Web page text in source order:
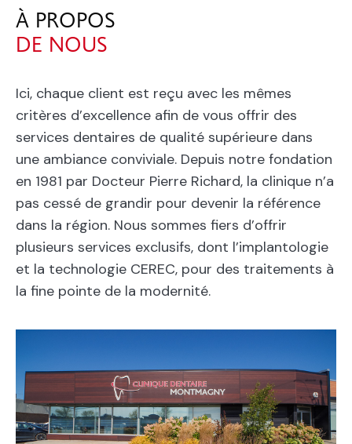
À PROPOS
DE NOUS
Ici, chaque client est reçu avec les mêmes
critères d’excellence afin de vous offrir des
services dentaires de qualité supérieure dans
une ambiance conviviale. Depuis notre fondation
en 1981 par Docteur Pierre Richard, la clinique n’a
pas cessé de grandir pour devenir la référence
dans la région. Nous sommes fiers d’offrir
plusieurs services exclusifs, dont l’implantologie
et la technologie CEREC, pour des traitements à
la fine pointe de la modernité.